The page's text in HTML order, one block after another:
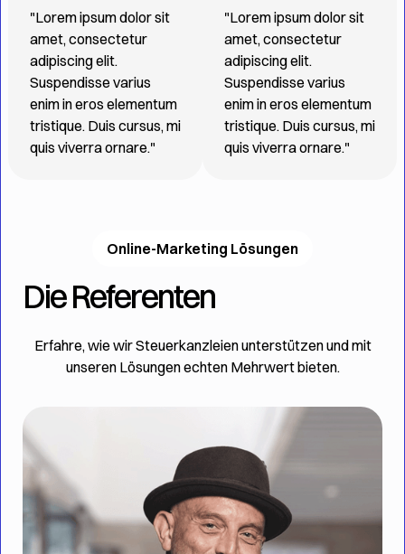
"Lorem ipsum dolor sit
amet, consectetur
adipiscing elit.
Suspendisse varius
enim in eros elementum
tristique. Duis cursus, mi
quis viverra ornare."
"Lorem ipsum dolor sit
amet, consectetur
adipiscing elit.
Suspendisse varius
enim in eros elementum
tristique. Duis cursus, mi
quis viverra ornare."
Online-Marketing Lösungen
Die Referenten
Erfahre, wie wir Steuerkanzleien unterstützen und mit
unseren Lösungen echten Mehrwert bieten.